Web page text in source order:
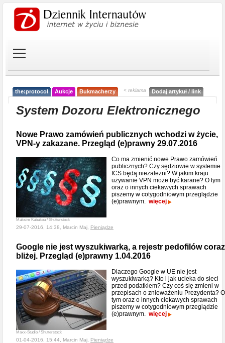
the:protocol Aukcje Bukmacherzy < reklama Dodaj artykuł / link
System Dozoru Elektronicznego
Nowe Prawo zamówień publicznych wchodzi w życie,
VPN-y zakazane. Przegląd (e)prawny 29.07.2016
Maksim Kabakou / Shutterstock
Co ma zmienić nowe Prawo zamówień
publicznych? Czy sędziowie w systemie
ICS będą niezależni? W jakim kraju
używanie VPN może być karane? O tym
oraz o innych ciekawych sprawach
piszemy w cotygodniowym przeglądzie
(e)prawnym. więcej
29-07-2016, 14:38, Marcin Maj, Pieniądze
Google nie jest wyszukiwarką, a rejestr pedofilów coraz
bliżej. Przegląd (e)prawny 1.04.2016
Maxx-Studio / Shutterstock
Dlaczego Google w UE nie jest
wyszukiwarką? Kto i jak ucieka do sieci
przed podatkiem? Czy coś się zmieni w
przepisach o znieważeniu Prezydenta? O
tym oraz o innych ciekawych sprawach
piszemy w cotygodniowym przeglądzie
(e)prawnym. więcej
01-04-2016, 15:44, Marcin Maj, Pieniądze